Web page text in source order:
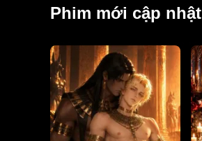
Phim mới cập nhật